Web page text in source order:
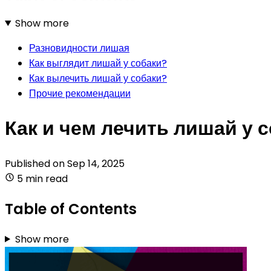
Show more
Разновидности лишая
Как выглядит лишай у собаки?
Как вылечить лишай у собаки?
Прочие рекомендации
Как и чем лечить лишай у
Published onSep 14, 2025
5 min read
Table of Contents
Show more